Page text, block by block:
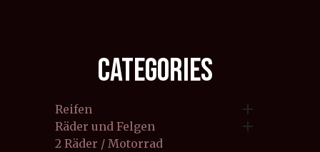
CATEGORIES
Reifen 
Räder und Felgen 
2 Räder / Motorrad